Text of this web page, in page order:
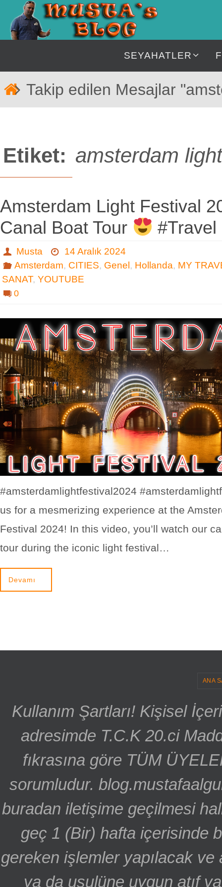
İçeriğe
geç
SEYAHATLER
Takip edilen Mesajlar
Etiket: amsterdam
Amsterdam Light Festival
Canal Boat Tour
#Travel
Musta
14 Aralık 2024
Amsterdam, CITIES, Genel , Hollanda, MY
SANAT, YOUTUBE
0
#amsterdamlightfestival2024
us for a mesmerizing experience at the
Festival 2024! In this video, you’ll watch our
tour during the iconic light festival…
Devamı
ANA
Kullanım Şartları! Kişisel
adresimde T.C.K 20.ci
fıkrasına göre TÜM
sorumludur.
buradan iletişime geçilmesi
geç 1 (Bir) hafta içerisinde
gereken işlemler yapılacak ve
ya da usulüne uygun atıf